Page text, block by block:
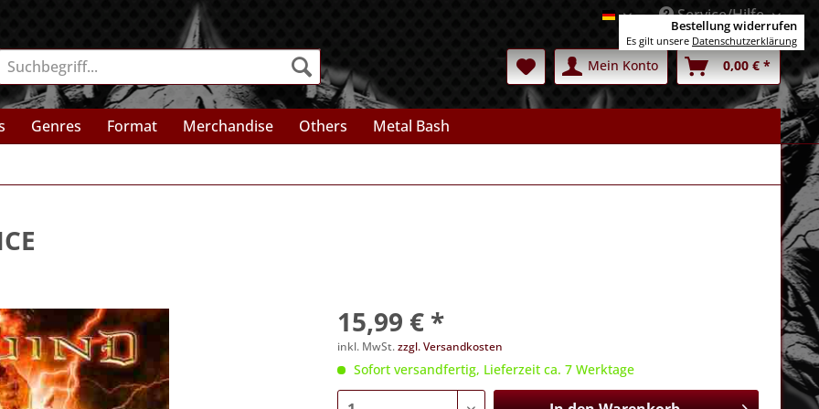
DeutschService/Hilfe
Mein Konto 0,00 € *
Genres Format Merchandise Others Metal Bash
15,99 € *
inkl. MwSt.zzgl. Versandkosten
Sofort versandfertig, Lieferzeit ca. 7 Werktage
Bestellung widerrufen
Es gilt unsere Datenschutzerklärung